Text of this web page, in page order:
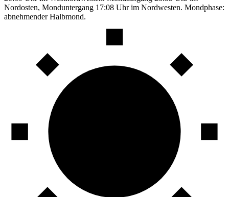
Nordosten, Monduntergang 17:08 Uhr im Nordwesten. Mondphase:
abnehmender Halbmond.